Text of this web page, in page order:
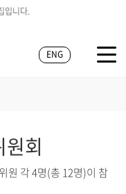
입니다.
ENG
회
원 각 4명(총 12명)이 참